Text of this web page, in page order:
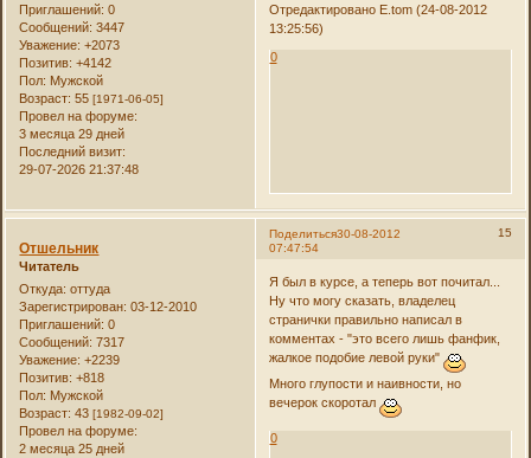
Приглашений: 0
Сообщений: 3447
Уважение: +2073
Позитив: +4142
Пол: Мужской
Возраст: 55[1971-06-05]
Провел на форуме:
3 месяца 29 дней
Последний визит:
29-07-2026 21:37:48
Отредактировано E.tom (24-08-2012
13:25:56)
0
Поделиться 15
30-08-2012
07:47:54
Отшельник
Читатель
Откуда: оттуда
Зарегистрирован: 03-12-2010
Приглашений: 0
Сообщений: 7317
Уважение: +2239
Позитив: +818
Пол: Мужской
Возраст: 43[1982-09-02]
Провел на форуме:
2 месяца 25 дней
Я был в курсе, а теперь вот почитал...
Ну что могу сказать, владелец
странички правильно написал в
комментах - "это всего лишь фанфик,
жалкое подобие левой руки"
Много глупости и наивности, но
вечерок скоротал
0